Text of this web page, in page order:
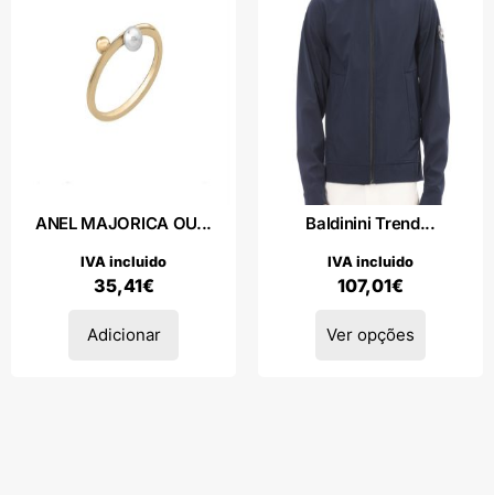
ANEL MAJORICA OU...
35,41€
IVA incluido
Adicionar
Baldinini Trend...
107,01€
IVA incluido
Ver opções